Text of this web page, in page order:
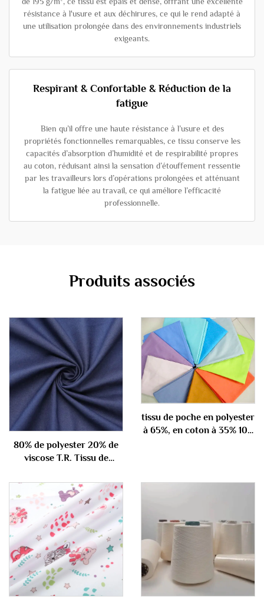
résistance à l'usure et aux déchirures, ce qui le rend adapté à
une utilisation prolongée dans des environnements industriels
exigeants.
Respirant & Confortable & Réduction de la
fatigue
Bien qu’il offre une haute résistance à l’usure et des
propriétés fonctionnelles remarquables, ce tissu conserve les
capacités d’absorption d’humidité et de respirabilité propres
au coton, réduisant ainsi la sensation d’étouffement ressentie
par les travailleurs lors d’opérations prolongées et atténuant
la fatigue liée au travail, ce qui améliore l’efficacité
professionnelle.
Produits associés
80% de polyester 20% de
viscose T.R. Tissu de
tissu de poche en polyester
à 65%, en coton à 35% 100